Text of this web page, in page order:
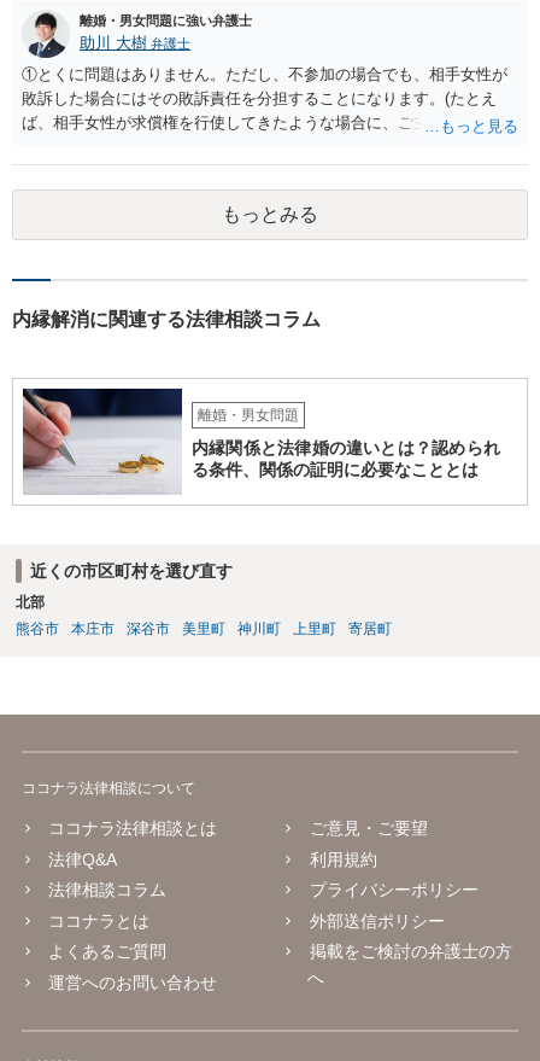
が養子縁組した場合には、親権者変更の申立ては認められないとする
最高裁判例があり、その判例で述べられている理由は民法819条5項の
場面でも同様であると考えられるからです。
離婚・男女問題に強い弁護士
助川 大樹 弁護士
①とくに問題はありません。ただし、不参加の場合でも、相手女性が
敗訴した場合にはその敗訴責任を分担することになります。(たとえ
ば、相手女性が求償権を行使してきたような場合に、ご主人から、今
能性もあるでしょうが、真相は分かりません。 ③ならないと思いま
す。 ④- ⑤それにはなりえます。 ⑥一般論ですが、裁判官は証拠に基
づいて事実を認定するわけですから、証拠が大切です。 証拠をきちん
と整えての訴訟提起だとは思いますが、これからでも整えられるので
います。具体的な事情が分かりかねますので、幅のありすぎる回答で
ば幸いです。
もっとみる
内縁解消に関連する法律相談コラム
離婚・男女問題
内縁関係と法律婚の違いとは？認められ
る条件、関係の証明に必要なこととは
近くの市区町村を選び直す
北部
熊谷市
本庄市 深谷市 美里町 神川町 上里町 寄居町
ココナラ法律相談について
ココナラ法律相談とは
法律Q&A
法律相談コラム
ココナラとは
よくあるご質問
運営へのお問い合わせ
ご意見・ご要望
利用規約
プライバシーポリシー
外部送信ポリシー
掲載をご検討の弁護士の方
へ